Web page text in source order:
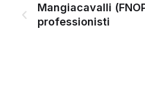
Mangiacavalli
professionisti